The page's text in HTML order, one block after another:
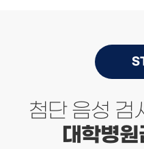
첨단 음성 검
대학병